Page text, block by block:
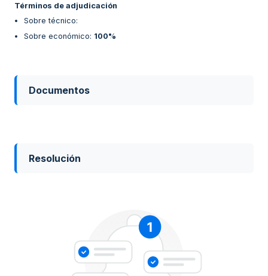
Términos de adjudicación
Sobre técnico:
Sobre económico: 100%
Documentos
Resolución